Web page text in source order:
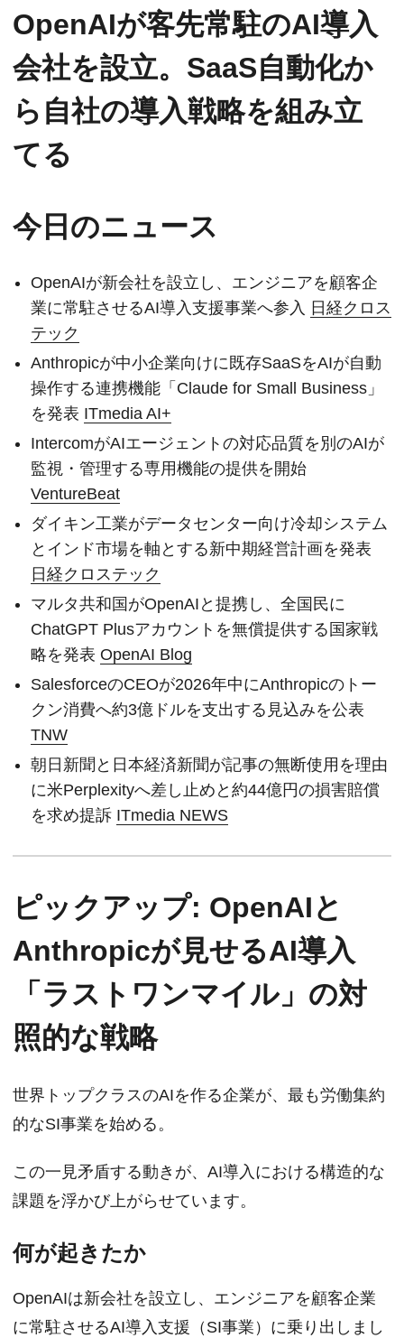
OpenAIが客先常駐のAI導入
会社を設立。SaaS自動化か
ら自社の導入戦略を組み立
てる
今日のニュース
OpenAIが新会社を設立し、エンジニアを顧客企
業に常駐させるAI導入支援事業へ参入 日経クロス
テック
Anthropicが中小企業向けに既存SaaSをAIが自動
操作する連携機能「Claude for Small Business」
を発表 ITmedia AI+
IntercomがAIエージェントの対応品質を別のAIが
監視・管理する専用機能の提供を開始
VentureBeat
ダイキン工業がデータセンター向け冷却システム
とインド市場を軸とする新中期経営計画を発表
日経クロステック
マルタ共和国がOpenAIと提携し、全国民に
ChatGPT Plusアカウントを無償提供する国家戦
略を発表 OpenAI Blog
SalesforceのCEOが2026年中にAnthropicのトー
クン消費へ約3億ドルを支出する見込みを公表
TNW
朝日新聞と日本経済新聞が記事の無断使用を理由
に米Perplexityへ差し止めと約44億円の損害賠償
を求め提訴 ITmedia NEWS
ピックアップ: OpenAIと
Anthropicが見せるAI導入
「ラストワンマイル」の対
照的な戦略
世界トップクラスのAIを作る企業が、最も労働集約
的なSI事業を始める。
この一見矛盾する動きが、AI導入における構造的な
課題を浮かび上がらせています。
何が起きたか
OpenAIは新会社を設立し、エンジニアを顧客企業
に常駐させるAI導入支援（SI事業）に乗り出しまし